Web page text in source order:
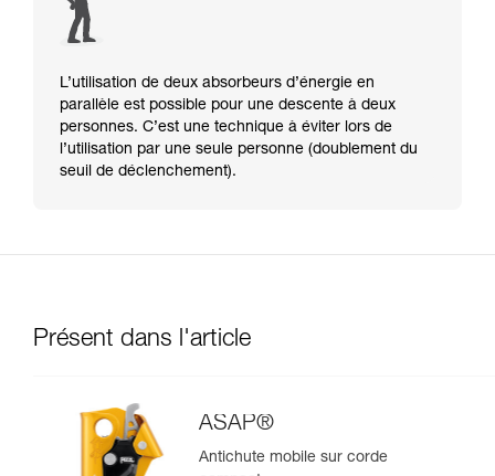
L’utilisation de deux absorbeurs d’énergie en
parallèle est possible pour une descente à deux
personnes. C’est une technique à éviter lors de
l’utilisation par une seule personne (doublement du
seuil de déclenchement).
Présent dans l'article
ASAP®
Antichute mobile sur corde